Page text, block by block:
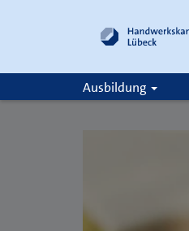
Ausbildung